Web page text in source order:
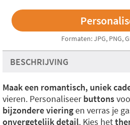
Formaten: JPG, PNG,
BESCHRIJVING
Maak een romantisch, uniek
vieren. Personaliseerbuttons
bijzondere vieringen verras je
onvergetelijk detail. Kies het